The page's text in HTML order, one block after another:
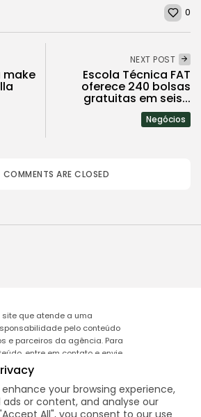
your browsing experience,
ads or content, and analyse our
All", you consent to our use
0
make
NEXT POST
Escola Técnica FAT
oferece 240 bolsas
gratuitas em seis...
Negócios
COMMENTS ARE CLOSED
site que atende a uma
pelo conteúdo
e parceiros da agência. Para
entre em contato e envie
no e-mail: